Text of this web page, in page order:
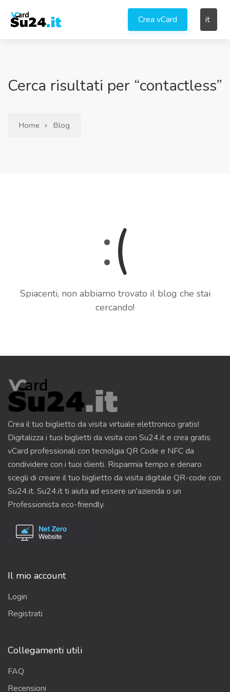
Crea vCard it
Cerca risultati per “contactless”
Home Blog
:(
Spiacenti, non abbiamo trovato il blog che stai
cercando!
Crea il tuo biglietto da visita virtuale elettronico gratis!
Digitalizza i tuoi biglietti da visita con Su24.it e crea gratis
vCard professionali con tecnolgia QR Code e NFC da
condividere con i tuoi clienti. Risparmia tempo e denaro
scegli di creare il tuo biglietto da visita digitale QR-code con
Su24.it. Su24.it ti aiuta ad essere un'azienda o un
Professionista eco-friendly.
Il mio account
Login
Registrati
Collegamenti utili
FAQ
Recensioni